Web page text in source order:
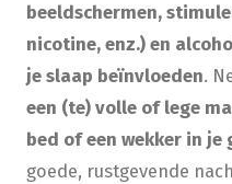
beeldschermen,
nicotine, enz.) en
je slaap beïnvloeden.
een (te) volle of lege
bed of een wekker in je
goede, rustgevende